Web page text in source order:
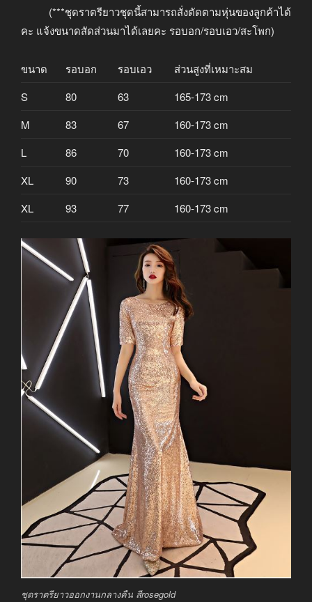
(***ชุดราตรียาวชุดนี้สามารถสั่งตัดตามหุ่นของลูกค้าได้
คะ แจ้งขนาดสัดส่วนมาได้เลยคะ รอบอก/รอบเอว/สะโพก)
ขนาด รอบอก รอบเอว
ส่วนสูงที่เหมาะสม
S
80 63
165-173 cm
M
83 67
160-173 cm
L
86 70
160-173 cm
XL
90 73
160-173 cm
XL
93 77 160-173 cm
ชุดราตรียาวออกงานกลางคืน สีrosegold